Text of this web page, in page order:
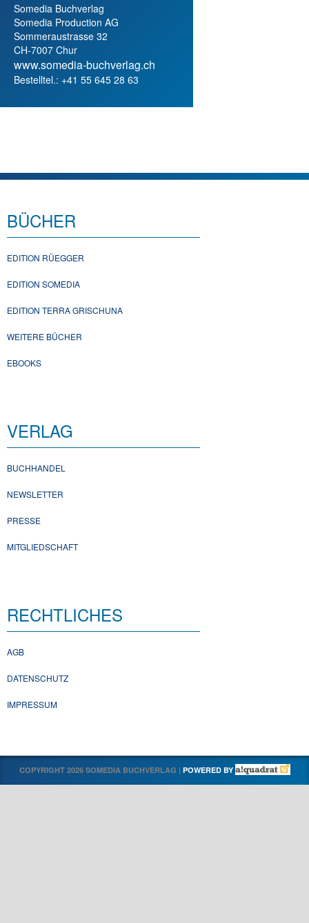
Somedia Buchverlag
Somedia Production AG
Sommeraustrasse 32
CH-7007 Chur
www.somedia-buchverlag.ch
Bestelltel.: +41 55 645 28 63
BÜCHER
EDITION RÜEGGER
EDITION SOMEDIA
EDITION TERRA GRISCHUNA
WEITERE BÜCHER
EBOOKS
VERLAG
BUCHHANDEL
NEWSLETTER
PRESSE
MITGLIEDSCHAFT
RECHTLICHES
AGB
DATENSCHUTZ
IMPRESSUM
COPYRIGHT 2026 SOMEDIA BUCHVERLAG | POWERED BY